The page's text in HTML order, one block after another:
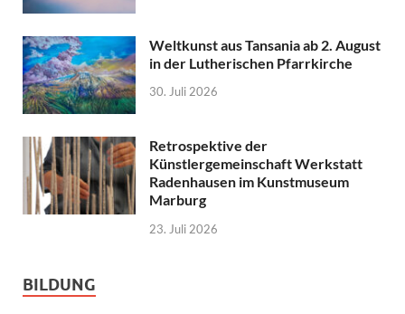
Weltkunst aus Tansania ab 2. August
in der Lutherischen Pfarrkirche
30. Juli 2026
Retrospektive der
Künstlergemeinschaft Werkstatt
Radenhausen im Kunstmuseum
Marburg
23. Juli 2026
BILDUNG